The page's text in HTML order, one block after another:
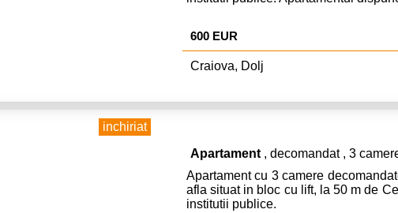
600 EUR
Craiova, Dolj
inchiriat
Apartament , decomandat , 3
Apartament cu 3 camere
afla situat in bloc cu lift, la 50 m de
institutii publice.